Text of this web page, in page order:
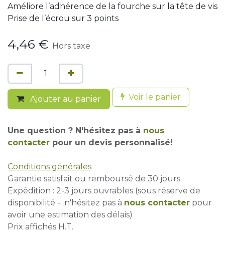
Améliore l’adhérence de la fourche sur la tête de vis
Prise de l’écrou sur 3 points
4,46 € Hors taxe
Ajouter au panier Voir le panier
Une question ? N'hésitez pas à nous
contacter pour un devis personnalisé!
Conditions générales
Garantie satisfait ou remboursé de 30 jours
Expédition : 2-3 jours ouvrables (sous réserve de
disponibilité - n'hésitez pas à nous contacter pour
avoir une estimation des délais)
Prix affichés H.T.